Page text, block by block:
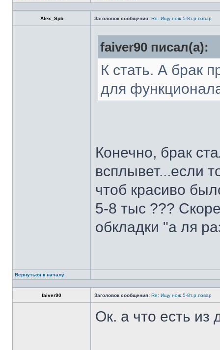
Alex_Spb Заголовок сообщения: Re: Ищу нож.5-8т.р.повар
faiver90 писал(а):
К стать. А брак
для
Конечно, брак
всплывет...если
чтоб красиво
5-8 тыс ???
обкладки "а ля
Вернуться к началу
faiver90 Заголовок сообщения: Re: Ищу нож.5-8т.р.повар
Ок. а что есть из